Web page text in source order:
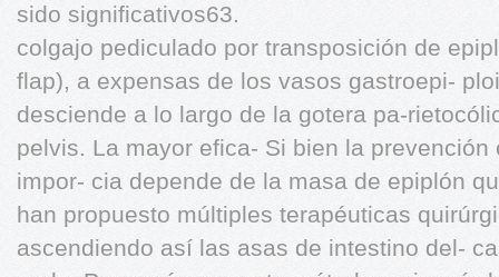
sido significativos63.
colgajo pediculado por transposición de
flap), a expensas de los vasos gastroepi-
desciende a lo largo de la gotera pa-
pelvis. La mayor efica- Si bien la
impor- cia depende de la masa de epiplón
han propuesto múltiples terapéuticas
ascendiendo así las asas de intestino del-